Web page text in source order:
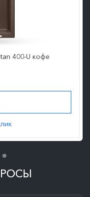
400-U кофе